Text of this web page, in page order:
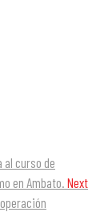
al curso de
en Ambato. Next